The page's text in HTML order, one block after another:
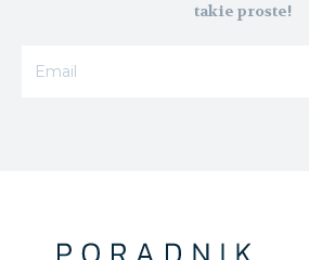
takie proste!